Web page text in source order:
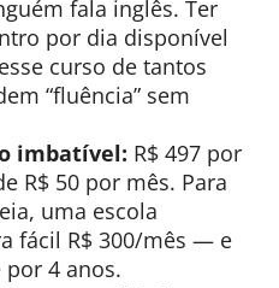
fala inglês. Ter
por dia disponível
curso de tantos
“fluência” sem
imbatível: R$ 497 por
R$ 50 por mês. Para
uma escola
fácil R$ 300/mês — e
4 anos.